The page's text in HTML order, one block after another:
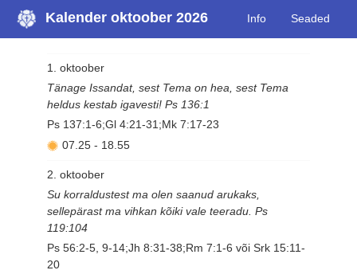
Kalender oktoober 2026 Info Seaded
1. oktoober
Tänage Issandat, sest Tema on hea, sest Tema
heldus kestab igavesti! Ps 136:1
Ps 137:1-6;Gl 4:21-31;Mk 7:17-23
07.25 - 18.55
2. oktoober
Su korraldustest ma olen saanud arukaks,
sellepärast ma vihkan kõiki vale teeradu. Ps
119:104
Ps 56:2-5, 9-14;Jh 8:31-38;Rm 7:1-6 või Srk 15:11-
20